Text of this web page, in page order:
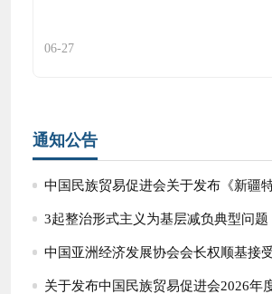
06-27
通知公告